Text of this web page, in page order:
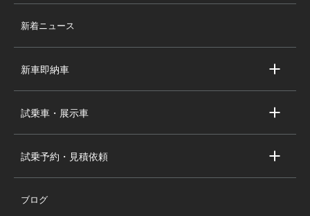
スタッフ紹介
新着ニュース
新車即納車
シボレー新車即納車
試乗車・展示車
シボレー試乗車・展示車
試乗予約・見積依頼
試乗予約
ブログ